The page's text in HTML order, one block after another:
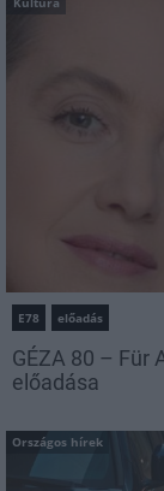
E78 előadás
GÉZA 80 – Für
előadása
Országos hírek